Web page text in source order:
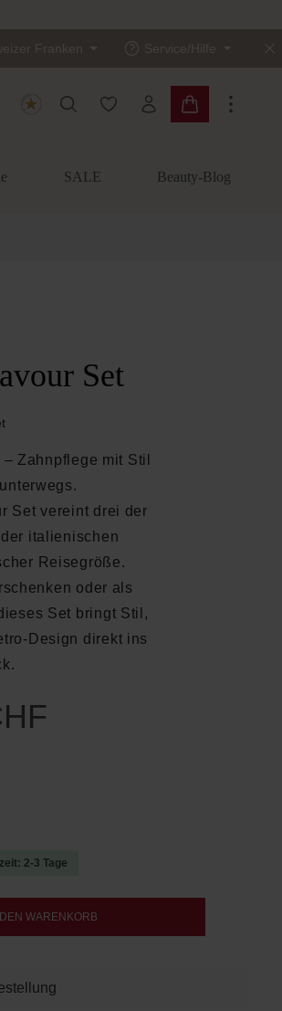
Franken Service/Hilfe
Du hast 0 Produkte auf
Warenkorb
SALE Beauty-Blog
Set
Zahnpflege mit Stil
Set vereint drei der
italienischen
Reisegröße.
oder als
Set bringt Stil,
Design direkt ins
2-3 Tage
Wert ein oder
DEN WARENKORB